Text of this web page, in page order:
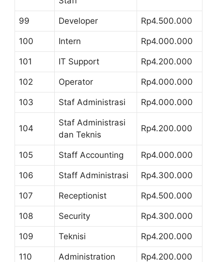
99 Developer Rp4.500.000
100 Intern Rp4.000.000
101 IT Support Rp4.200.000
102 Operator Rp4.000.000
103 Staf Administrasi Rp4.000.000
104
Staf Administrasi
dan Teknis
Rp4.200.000
105 Staff Accounting Rp4.000.000
106 Staff Administrasi Rp4.300.000
107 Receptionist Rp4.500.000
108 Security Rp4.300.000
109 Teknisi Rp4.200.000
110 Administration Rp4.200.000